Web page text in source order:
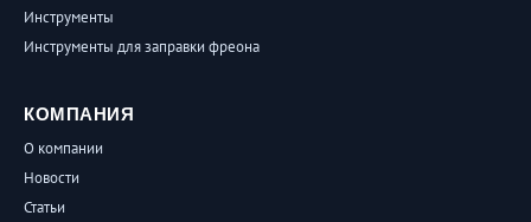
Инструменты
Инструменты для заправки фреона
КОМПАНИЯ
О компании
Новости
Статьи